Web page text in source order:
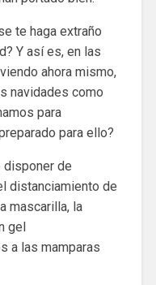
te haga extraño
Y así es, en las
ahora mismo,
navidades como
para
para ello?
disponer de
distanciamiento de
mascarilla, la
gel
a las mamparas